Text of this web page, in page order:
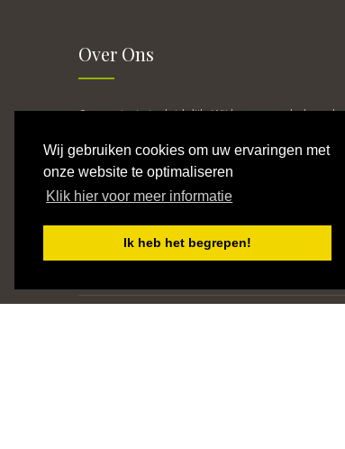
Wij gebruiken cookies om uw ervaringen met
onze website te optimaliseren
Klik hier voor meer informatie
Ik heb het begrepen!
Over Ons
Onze missie is duidelijk: Wij leveren enkel
Onze jarenlange ervaring staat hier garant voor.
Neem dan zo snel mogelijk contact op met ons.